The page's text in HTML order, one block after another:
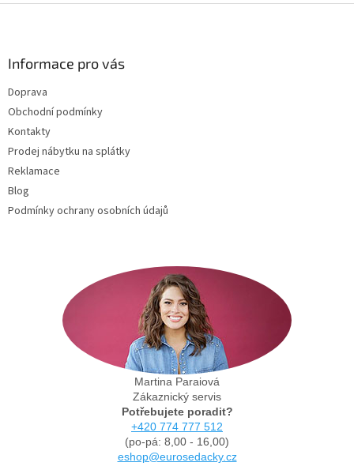
Informace pro vás
Doprava
Obchodní podmínky
Kontakty
Prodej nábytku na splátky
Reklamace
Blog
Podmínky ochrany osobních údajů
Martina Paraiová
Zákaznický servis
Potřebujete poradit?
+420 774 777 512
(po-pá: 8,00 - 16,00)
eshop@eurosedacky.cz